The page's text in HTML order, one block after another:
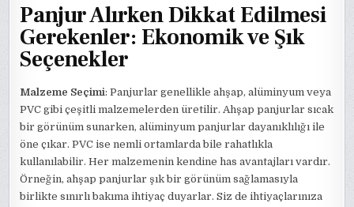
Panjur Alırken Dikkat Edilmesi
Gerekenler: Ekonomik ve Şık
Seçenekler
Malzeme Seçimi: Panjurlar genellikle ahşap, alüminyum veya
PVC gibi çeşitli malzemelerden üretilir. Ahşap panjurlar sıcak
bir görünüm sunarken, alüminyum panjurlar dayanıklılığı ile
öne çıkar. PVC ise nemli ortamlarda bile rahatlıkla
kullanılabilir. Her malzemenin kendine has avantajları vardır.
Örneğin, ahşap panjurlar şık bir görünüm sağlamasıyla
birlikte sınırlı bakıma ihtiyaç duyarlar. Siz de ihtiyaçlarınıza